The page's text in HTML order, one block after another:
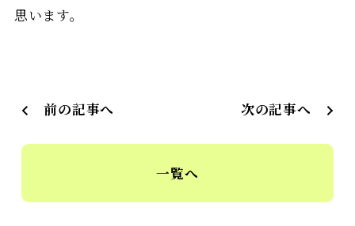
思います。
前の記事へ 次の記事へ
一覧へ